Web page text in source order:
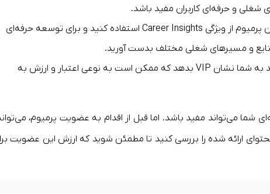
شغلی و حرفه‌ای کاربران مفید باشد.
: شما می‌توانید با لینکدین پرمیوم از ویژگی Career Insights استفاده کنید و برای توسعه حرفه‌ای
و مسیرهای شغلی مختلف بدست آورید.
: عضویت در لینکدین پرمیوم می‌تواند به شما نشان VIP بدهد که ممکن است به نوعی اعتبار و ارزش به
شما می‌تواند مفید باشد. اما قبل از اقدام به عضویت پرمیوم،
ارائه شده را بررسی کنید تا مطمئن شوید که ارزش این عضویت